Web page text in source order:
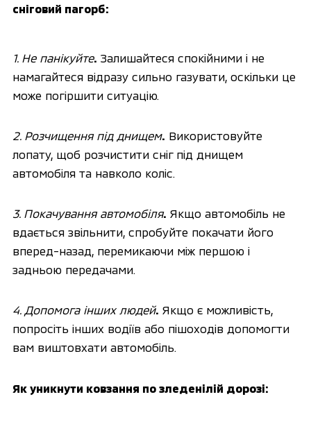
сніговий пагорб:
1. Не панікуйте. Залишайтеся спокійними і не
намагайтеся відразу сильно газувати, оскільки це
може погіршити ситуацію.
2. Розчищення під днищем. Використовуйте
лопату, щоб розчистити сніг під днищем
автомобіля та навколо коліс.
3. Покачування автомобіля. Якщо автомобіль не
вдається звільнити, спробуйте покачати його
вперед-назад, перемикаючи між першою і
задньою передачами.
4. Допомога інших людей. Якщо є можливість,
попросіть інших водіїв або пішоходів допомогти
вам виштовхати автомобіль.
Як уникнути ковзання по зледенілій дорозі: